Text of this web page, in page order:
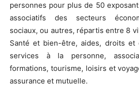
personnes pour plus de 50
associatifs des secteurs
sociaux, ou autres, répartis entre 8
Santé et bien-être, aides, droits et
services à la personne,
formations, tourisme, loisirs et
assurance et mutuelle.